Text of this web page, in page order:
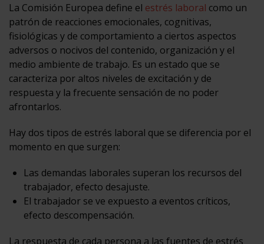
La Comisión Europea define el estrés laboral como un
patrón de reacciones emocionales, cognitivas,
fisiológicas y de comportamiento a ciertos aspectos
adversos o nocivos del contenido, organización y el
medio ambiente de trabajo. Es un estado que se
caracteriza por altos niveles de excitación y de
respuesta y la frecuente sensación de no poder
afrontarlos.
Hay dos tipos de estrés laboral que se diferencia por el
momento en que surgen:
Las demandas laborales superan los recursos del
trabajador, efecto desajuste.
El trabajador se ve expuesto a eventos críticos,
efecto descompensación.
La respuesta de cada persona a las fuentes de estrés